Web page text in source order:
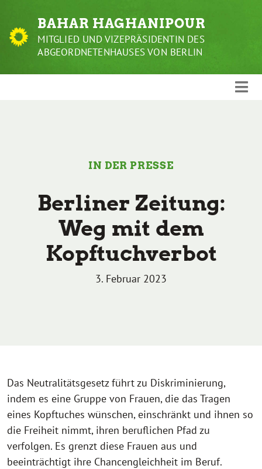
Inhalt
BAHAR HAGHANIPOUR
MITGLIED UND VIZEPRÄSIDENTIN DES
ABGEORDNETENHAUSES VON BERLIN
IN DER PRESSE
Berliner Zeitung:
Weg mit dem
Kopftuchverbot
3. Februar 2023
Das Neutralitätsgesetz führt zu Diskriminierung,
indem es eine Gruppe von Frauen, die das Tragen
eines Kopftuches wünschen, einschränkt und ihnen so
die Freiheit nimmt, ihren beruflichen Pfad zu
verfolgen. Es grenzt diese Frauen aus und
beeinträchtigt ihre Chancengleichheit im Beruf.